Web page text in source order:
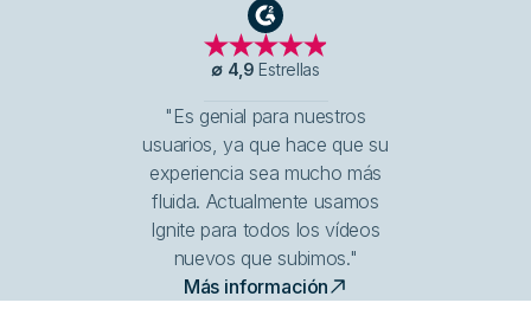
G2
∅ 4,9 Estrellas
"Es genial para nuestros
usuarios, ya que hace que su
experiencia sea mucho más
fluida. Actualmente usamos
Ignite para todos los vídeos
nuevos que subimos."
Más información